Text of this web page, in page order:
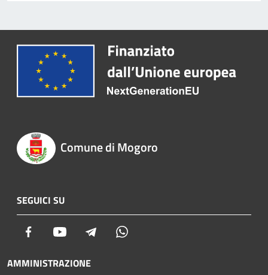
Comune di Mogoro
SEGUICI SU
Facebook Youtube Telegram
AMMINISTRAZIONE